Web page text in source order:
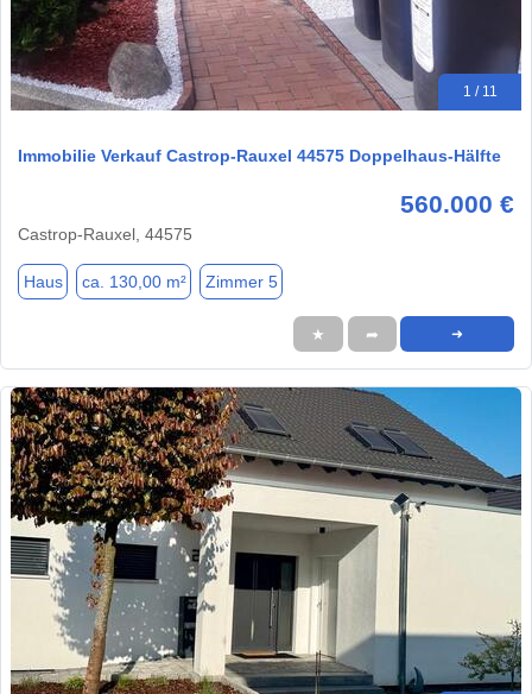
1 / 11
Immobilie Verkauf Castrop-Rauxel 44575 Doppelhaus-Hälfte
560.000 €
Castrop-Rauxel, 44575
Haus ca. 130,00 m² Zimmer 5
★ ➦ ➜